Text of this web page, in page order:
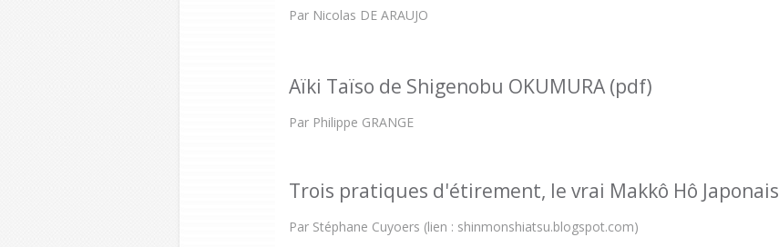
Par Nicolas DE ARAUJO
Aïki Taïso de Shigenobu OKUMURA (pdf)
Par Philippe GRANGE
Trois pratiques d'étirement, le vrai Makkô Hô Japonais
Par Stéphane Cuyoers (lien : shinmonshiatsu.blogspot.com)